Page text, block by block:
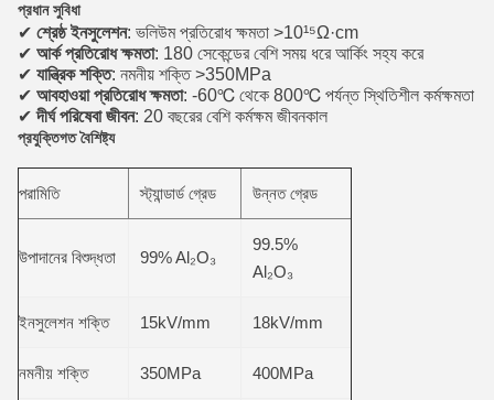
প্রধান সুবিধা
✔ শ্রেষ্ঠ ইনসুলেশন: ভলিউম প্রতিরোধ ক্ষমতা >10¹⁵Ω·cm
✔ আর্ক প্রতিরোধ ক্ষমতা: 180 সেকেন্ডের বেশি সময় ধরে আর্কিং সহ্য করে
✔ যান্ত্রিক শক্তি: নমনীয় শক্তি >350MPa
✔ আবহাওয়া প্রতিরোধ ক্ষমতা: -60℃ থেকে 800℃ পর্যন্ত স্থিতিশীল কর্মক্ষমতা
✔দীর্ঘ পরিষেবা জীবন: 20 বছরের বেশি কর্মক্ষম জীবনকাল
প্রযুক্তিগত বৈশিষ্ট্য
পরামিতি স্ট্যান্ডার্ড গ্রেড উন্নত গ্রেড
উপাদানের বিশুদ্ধতা 99% Al₂O₃
99.5%
Al₂O₃
ইনসুলেশন শক্তি 15kV/mm 18kV/mm
নমনীয় শক্তি 350MPa 400MPa